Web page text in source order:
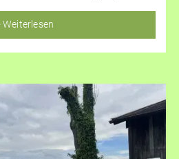
Lebensgefühl interessiert –
Weiterlesen